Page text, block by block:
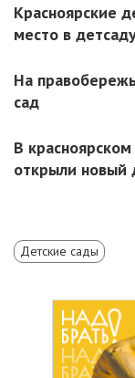
Красноярские
место в
На
сад
В
открыли новый
Детские сады